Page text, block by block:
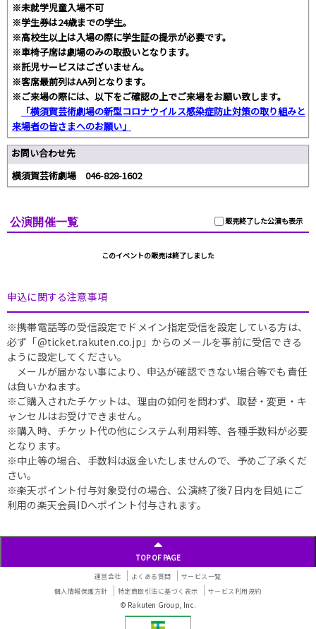
※未就学児童入場不可
※学生券は24歳までの学生。
※高校生以上は入場の際に学生証の提示が必要です。
※車椅子席は劇場のみの取扱いとなります。
※託児サービスはございません。
※客席最前列はAA列となります。
※ご来場の際には、以下をご確認の上でご来場をお願い致します。
「横須賀芸術劇場の新型コロナウイルス感染症防止対策の取り組みと
来場者の皆さまへのお願い」
お問い合わせ先
横須賀芸術劇場 046-828-1602
販売終了した公演も表示
公演開催一覧
このイベントの販売は終了しました
申込に関する注意事項
※携帯電話等の受信設定でドメイン指定受信を設定している方は、
必ず「@ticket.rakuten.co.jp」からのメールを事前に受信できる
ように設定してください。
メールが届かない事により、申込が確認できない場合等でも責任
は負いかねます。
※ご購入されたチケットは、理由の如何を問わず、取替・変更・キ
ャンセルはお受けできません。
※購入時、チケット代の他にシステム利用料等、各種手数料が必要
となります。
※中止等の場合、手数料は返金いたしませんので、予めご了承くだ
さい。
※楽天ポイント付与対象受付の場合、公演終了後7日内を目処にご
利用の楽天会員IDへポイント付与されます。
TOP OF PAGE
運営会社 よくある質問
サービス一覧
個人情報保護方針
特定商取引法に基づく表示 サービス利用規約
© Rakuten Group, Inc.